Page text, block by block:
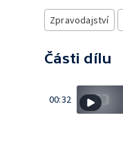
Zpravodajství
Části dílu
00:32